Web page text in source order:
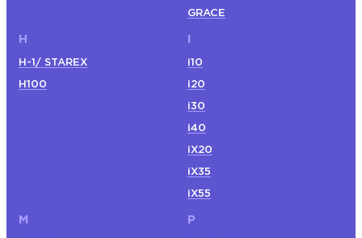
GRACE
H
H-1/ STAREX
H100
i10
i20
i30
i40
iX20
iX35
iX55
M P